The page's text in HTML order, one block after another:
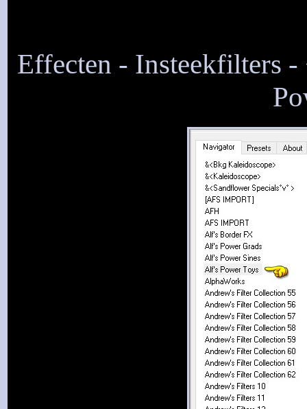
Effecten - Insteekfilters